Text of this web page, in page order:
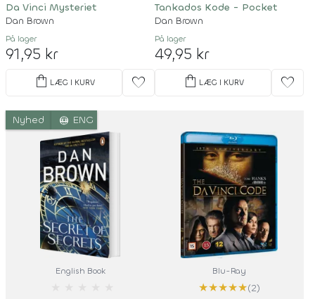
Da Vinci Mysteriet
Dan Brown
På lager
91,95 kr
shopping_bag LÆG I KURV favorite
Tankados Kode - Pocket
Dan Brown
På lager
49,95 kr
shopping_bag LÆG I KURV favorite
Nyhed language ENG
English Book Blu-Ray
★★★★★(2)